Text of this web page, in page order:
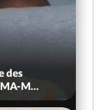
des
M...